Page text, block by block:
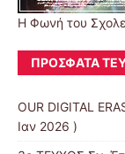
Η Φωνή του
ΠΡΌΣΦΑΤΑ
OUR DIGITAL
Ιαν 2026 )